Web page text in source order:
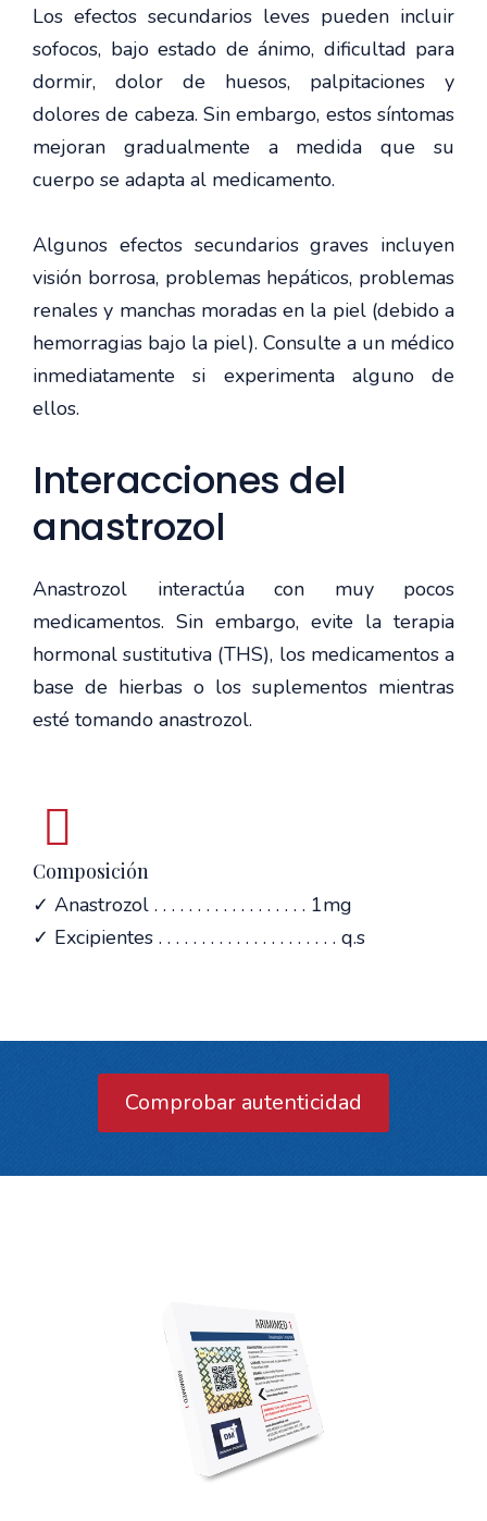
Los efectos secundarios leves pueden incluir
sofocos, bajo estado de ánimo, dificultad para
dormir, dolor de huesos, palpitaciones y
dolores de cabeza. Sin embargo, estos síntomas
mejoran gradualmente a medida que su
cuerpo se adapta al medicamento.
Algunos efectos secundarios graves incluyen
visión borrosa, problemas hepáticos, problemas
renales y manchas moradas en la piel (debido a
hemorragias bajo la piel). Consulte a un médico
inmediatamente si experimenta alguno de
ellos.
Interacciones del
anastrozol
Anastrozol interactúa con muy pocos
medicamentos. Sin embargo, evite la terapia
hormonal sustitutiva (THS), los medicamentos a
base de hierbas o los suplementos mientras
esté tomando anastrozol.
Composición
✓ Anastrozol . . . . . . . . . . . . . . . . . . 1mg
✓ Excipientes . . . . . . . . . . . . . . . . . . . . . q.s
Comprobar autenticidad